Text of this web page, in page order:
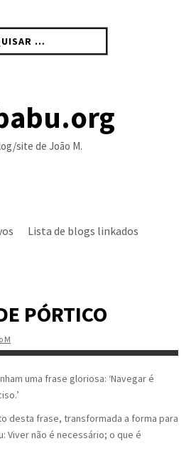
site de João M.
Lista de blogs linkados
PÓRTICO
M
uma frase gloriosa: ‘Navegar é
desta frase, transformada a forma para
Viver não é necessário; o que é